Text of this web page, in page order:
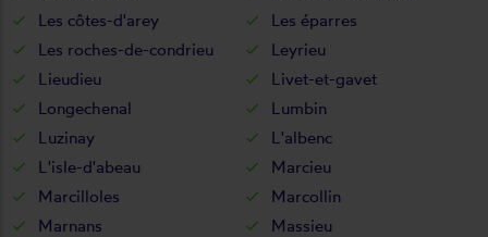
Les côtes-d'arey
Les éparres
Les roches-de-condrieu
Leyrieu
Lieudieu
Livet-et-gavet
Longechenal
Lumbin
Luzinay
L'albenc
L'isle-d'abeau
Marcieu
Marcilloles
Marcollin
Marnans
Massieu